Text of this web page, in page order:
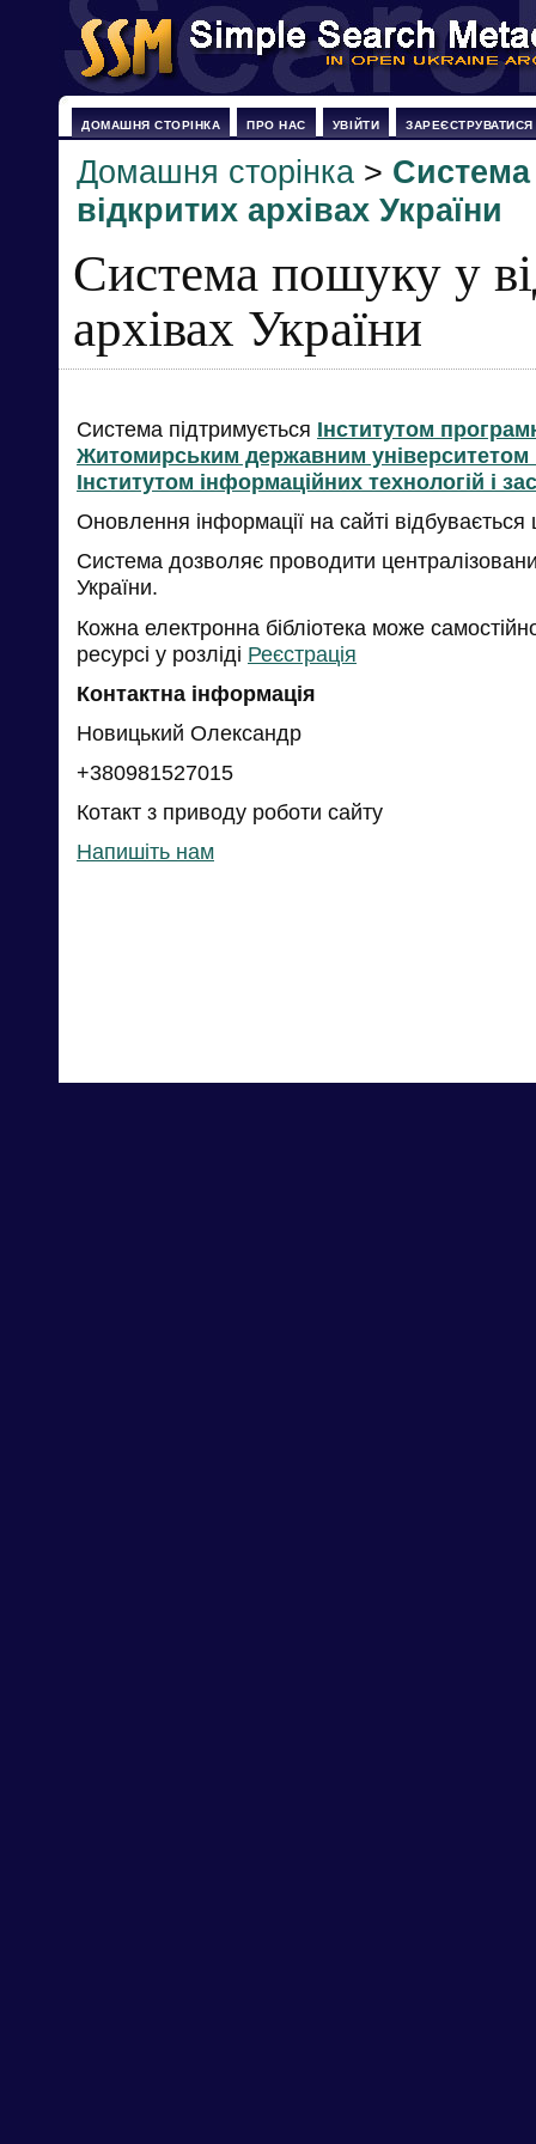
ДОМАШНЯ СТОРІНКА ПРО НАС УВІЙТИ ЗАРЕЄСТРУВАТИСЯ
Домашня сторінка >
відкритих архівах України
Система пошуку у
архівах України
Система підтримується Інститутом
Житомирським державним університетом
Інститутом інформаційних технологій і
Оновлення інформації на сайті
Система дозволяє проводити
України.
Кожна електронна бібліотека може
ресурсі у розліді Реєстрація
Контактна інформація
Новицький Олександр
+380981527015
Котакт з приводу роботи сайту
Напишіть нам